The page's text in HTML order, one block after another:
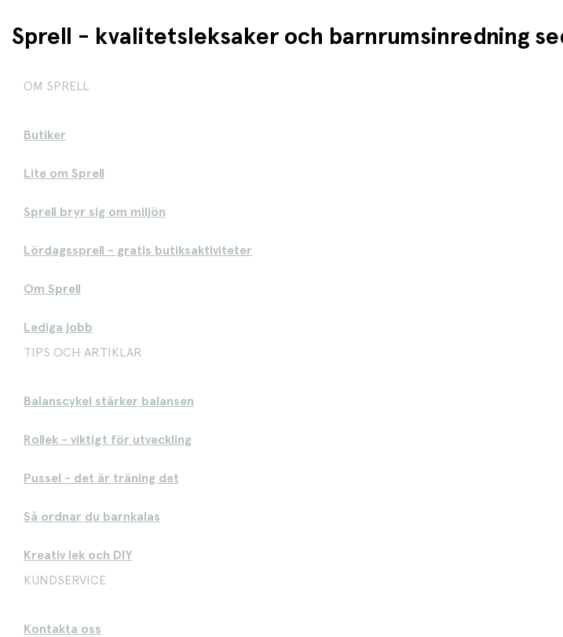
Sprell - kvalitetsleksaker och barnrumsinredning
OM SPRELL
Butiker
Lite om Sprell
Sprell bryr sig om miljön
Lördagssprell - gratis butiksaktiviteter
Om Sprell
Lediga jobb
TIPS OCH ARTIKLAR
Balanscykel stärker balansen
Rollek - viktigt för utveckling
Pussel - det är träning det
Så ordnar du barnkalas
Kreativ lek och DIY
KUNDSERVICE
Kontakta oss